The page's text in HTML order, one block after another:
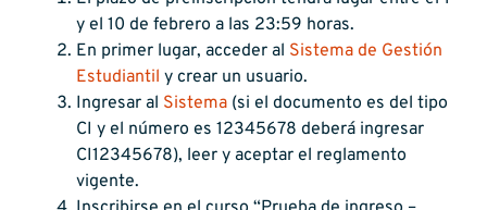
y el 10 de febrero a las 23:59 horas.
En primer lugar, acceder al Sistema de Gestión
Estudiantil y crear un usuario.
Ingresar al Sistema (si el documento es del tipo
CI y el número es 12345678 deberá ingresar
CI12345678), leer y aceptar el reglamento
vigente.